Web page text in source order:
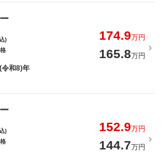
)
174.9万円
165.8万円
和8)年
)
152.9万円
144.7万円